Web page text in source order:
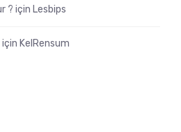
? için Lesbips
için KelRensum